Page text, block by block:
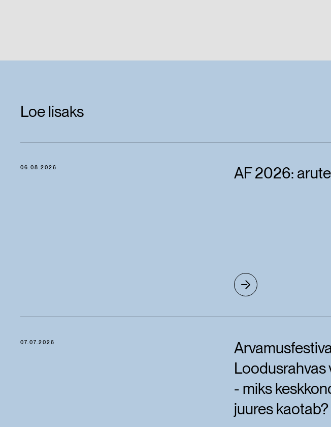
Loe lisaks
06.08.2026 AF 2026:
07.07.2026
Loodusrahvas
- miks
juures kaotab?